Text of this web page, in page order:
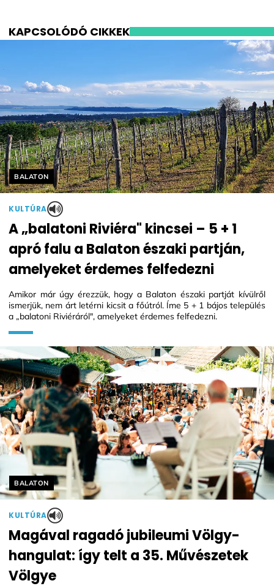
KAPCSOLÓDÓ CIKKEK
Helyszín címkék:
BALATON
KULTÚRA
A „balatoni Riviéra" kincsei – 5 + 1
apró falu a Balaton északi partján,
amelyeket érdemes felfedezni
Amikor már úgy érezzük, hogy a Balaton északi partját kívülről
ismerjük, nem árt letérni kicsit a főútról. Íme 5 + 1 bájos település
a „balatoni Riviéráról", amelyeket érdemes felfedezni.
Helyszín címkék:
BALATON
KULTÚRA
Magával ragadó jubileumi Völgy-
hangulat: így telt a 35. Művészetek
Völgye